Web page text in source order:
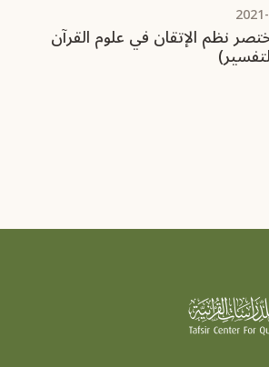
نظم الإتقان في علوم القرآن